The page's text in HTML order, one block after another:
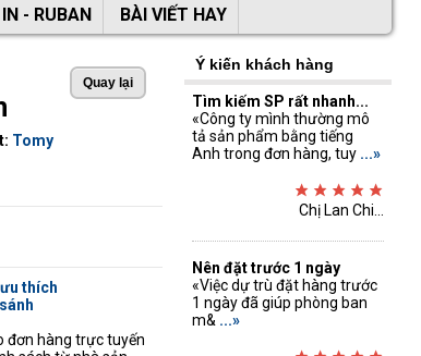
- RUBAN BÀI VIẾT HAY
Ý kiến khách hàng
Tìm kiếm SP rất nhanh...
«Công ty mình thường mô
tả sản phẩm bằng tiếng
Anh trong đơn hàng, tuy ...»
Chị Lan Chi...
Nên đặt trước 1 ngày
«Việc dự trù đặt hàng trước
1 ngày đã giúp phòng ban
m& ...»
Tomy
thích
đơn hàng trực tuyến